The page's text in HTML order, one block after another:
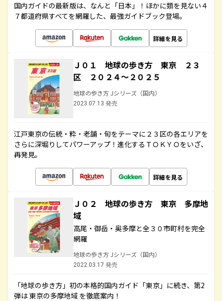
国内ガイドの最新版は、なんと「日本」！ほかに類を見ない４
７都道府県すべてを網羅した、最強ガイドブック登場。
詳細を見る
Ｊ０１ 地球の歩き方 東京 ２３
区 ２０２４～２０２５
地球の歩き方 Jシリーズ（国内）
2023.07.13 発売
江戸東京の伝統・粋・老舗・旬をテーマに２３区の各エリアを
さらに深堀りしてパワーアップ！進化するＴＯＫＹＯをいざ、
再発見。
詳細を見る
Ｊ０２ 地球の歩き方 東京 多摩地
域
高尾・御岳・奥多摩と全３０市町村を完全
網羅
地球の歩き方 Jシリーズ（国内）
2022.03.17 発売
「地球の歩き方」初の本格的国内ガイド「東京」に続き、第2
弾は 東京の多摩地域 を徹底案内！